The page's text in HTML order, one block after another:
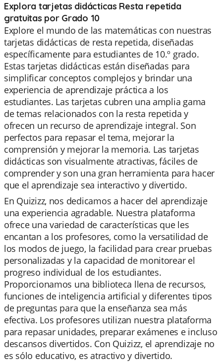
Explora tarjetas didácticas Resta repetida
gratuitas por Grado 10
Explore el mundo de las matemáticas con nuestras
tarjetas didácticas de resta repetida, diseñadas
específicamente para estudiantes de 10.º grado.
Estas tarjetas didácticas están diseñadas para
simplificar conceptos complejos y brindar una
experiencia de aprendizaje práctica a los
estudiantes. Las tarjetas cubren una amplia gama
de temas relacionados con la resta repetida y
ofrecen un recurso de aprendizaje integral. Son
perfectos para repasar el tema, mejorar la
comprensión y mejorar la memoria. Las tarjetas
didácticas son visualmente atractivas, fáciles de
comprender y son una gran herramienta para hacer
que el aprendizaje sea interactivo y divertido.
En Quizizz, nos dedicamos a hacer del aprendizaje
una experiencia agradable. Nuestra plataforma
ofrece una variedad de características que les
encantan a los profesores, como la versatilidad de
los modos de juego, la facilidad para crear pruebas
personalizadas y la capacidad de monitorear el
progreso individual de los estudiantes.
Proporcionamos una biblioteca llena de recursos,
funciones de inteligencia artificial y diferentes tipos
de preguntas para que la enseñanza sea más
efectiva. Los profesores utilizan nuestra plataforma
para repasar unidades, preparar exámenes e incluso
descansos divertidos. Con Quizizz, el aprendizaje no
es sólo educativo, es atractivo y divertido.